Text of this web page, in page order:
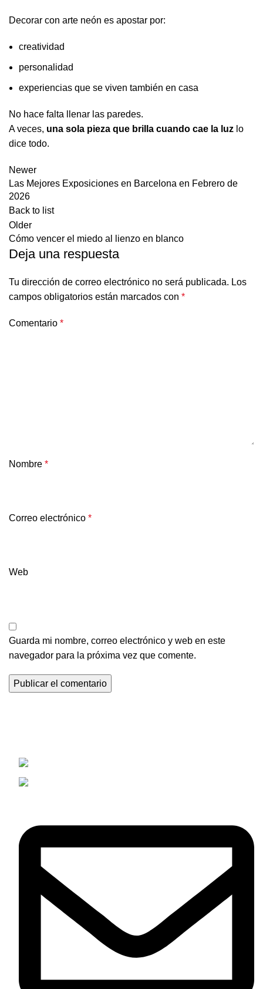
Decorar con arte neón es apostar por:
creatividad
personalidad
experiencias que se viven también en casa
No hace falta llenar las paredes.
A veces, una sola pieza que brilla cuando cae la luz lo
dice todo.
Newer
Las Mejores Exposiciones en Barcelona en Febrero de
2026
Back to list
Older
Cómo vencer el miedo al lienzo en blanco
Deja una respuesta
Tu dirección de correo electrónico no será publicada. Los
campos obligatorios están marcados con *
Comentario *
Nombre *
Correo electrónico *
Web
Guarda mi nombre, correo electrónico y web en este
navegador para la próxima vez que comente.